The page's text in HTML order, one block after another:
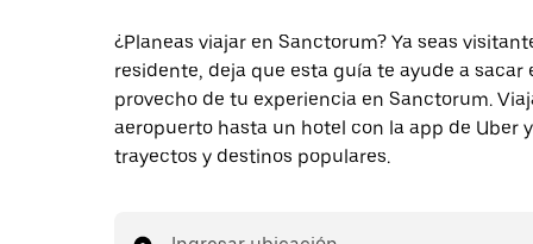
¿Planeas viajar en Sanctorum? Ya seas
residente, deja que esta guía te ayude a sacar
provecho de tu experiencia en Sanctorum.
aeropuerto hasta un hotel con la app de Uber
trayectos y destinos populares.